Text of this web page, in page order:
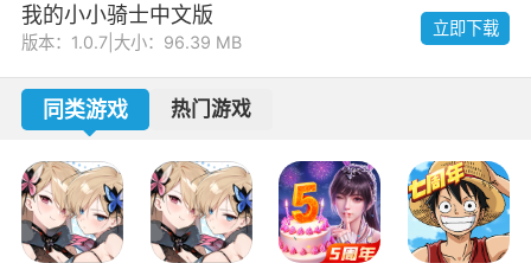
我的小小骑士中文版
版本：1.0.7| 大小：96.39 MB
立即下载
同类游戏 热门游戏